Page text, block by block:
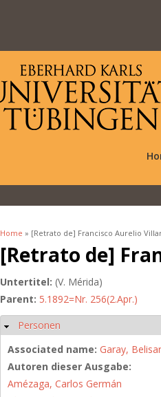
You are here
Home » [Retrato de] Francisco Aurelio
[Retrato de]
Untertitel: (V. Mérida)
Parent: 5.1892=Nr. 256(2.Apr.)
Hide
Personen
Associated name: Garay,
Autoren dieser Ausgabe:
Amézaga, Carlos Germán